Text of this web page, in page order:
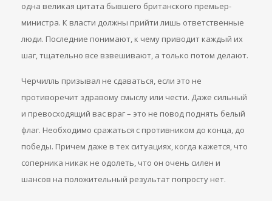
одна великая цитата бывшего британского премьер-
министра. К власти должны прийти лишь ответственные
люди. Последние понимают, к чему приводит каждый их
шаг, тщательно все взвешивают, а только потом делают.
Черчилль призывал не сдаваться, если это не
противоречит здравому смыслу или чести. Даже сильный
и превосходящий вас враг – это не повод поднять белый
флаг. Необходимо сражаться с противником до конца, до
победы. Причем даже в тех ситуациях, когда кажется, что
соперника никак не одолеть, что он очень силен и
шансов на положительный результат попросту нет.